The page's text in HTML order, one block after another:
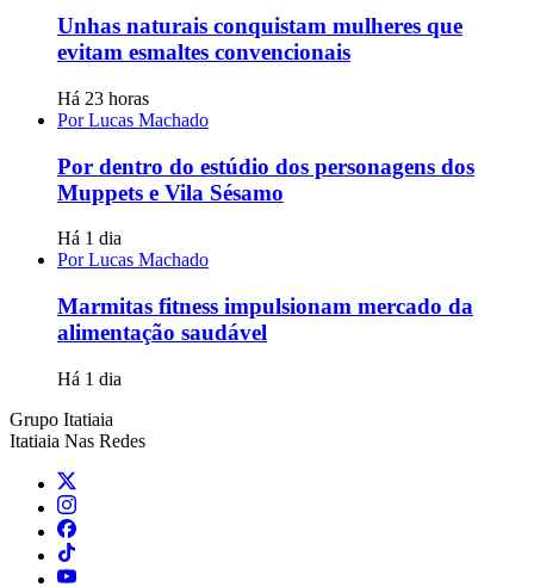
Unhas naturais conquistam mulheres que
evitam esmaltes convencionais
Há 23 horas
Por Lucas Machado
Por dentro do estúdio dos personagens dos
Muppets e Vila Sésamo
Há 1 dia
Por Lucas Machado
Marmitas fitness impulsionam mercado da
alimentação saudável
Há 1 dia
Grupo Itatiaia
Itatiaia Nas Redes